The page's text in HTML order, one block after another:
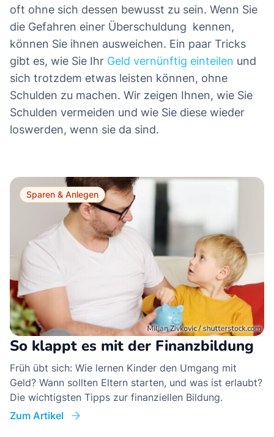
oft ohne sich dessen bewusst zu sein. Wenn Sie
die Gefahren einer Überschuldung kennen,
können Sie ihnen ausweichen. Ein paar Tricks
gibt es, wie Sie Ihr Geld vernünftig einteilen und
sich trotzdem etwas leisten können, ohne
Schulden zu machen. Wir zeigen Ihnen, wie Sie
Schulden vermeiden und wie Sie diese wieder
loswerden, wenn sie da sind.
Sparen & Anlegen
So klappt es mit der Finanzbildung
Früh übt sich: Wie lernen Kinder den Umgang mit
Geld? Wann sollten Eltern starten, und was ist erlaubt?
Die wichtigsten Tipps zur finanziellen Bildung.
Zum Artikel